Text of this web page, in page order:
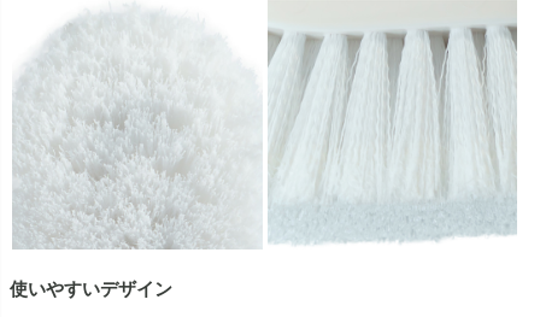
使いやすいデザイン